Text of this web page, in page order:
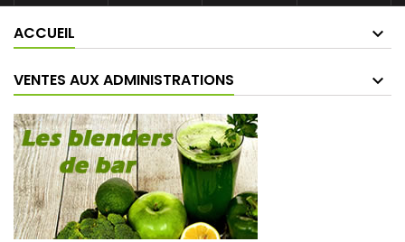
ACCUEIL
VENTES AUX ADMINISTRATIONS